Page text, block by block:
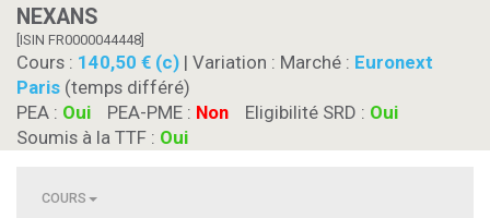
NEXANS
[ISIN FR0000044448]
Cours : 140,50 € (c) | Variation : Marché : Euronext
Paris (temps différé)
PEA : Oui PEA-PME : Non Eligibilité SRD : Oui
Soumis à la TTF : Oui
COURS